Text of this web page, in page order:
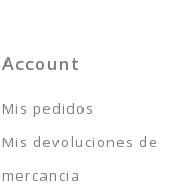
Account
Mis pedidos
Mis devoluciones de
mercancia